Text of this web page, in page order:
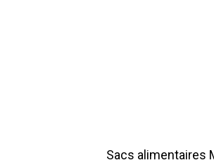
Sacs alimentaires